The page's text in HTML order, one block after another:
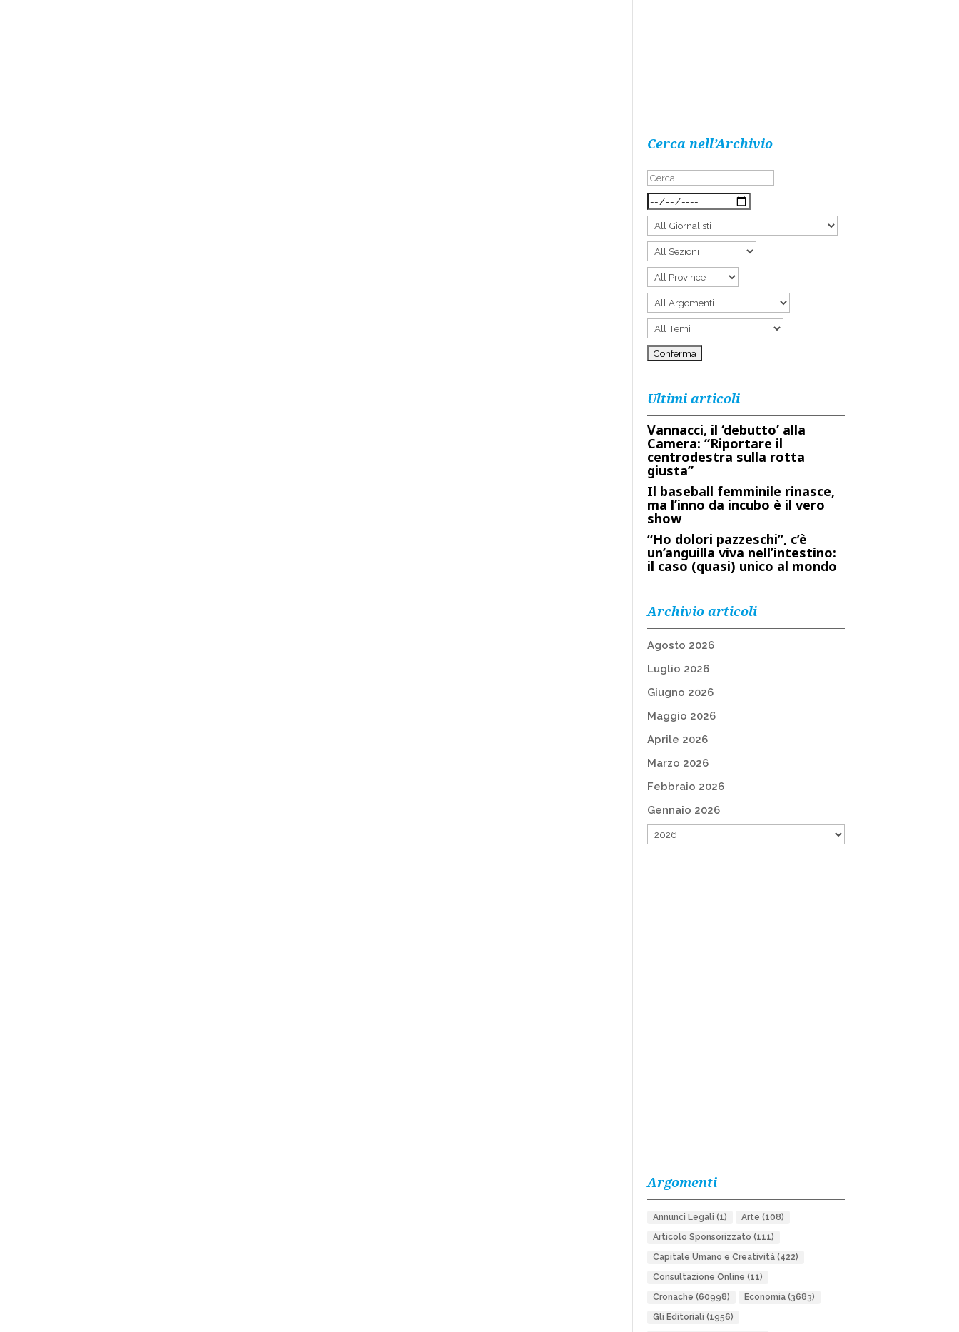
Cerca nell’Archivio
Ultimi articoli
Vannacci, il ‘debutto’ alla
Camera: “Riportare il
centrodestra sulla rotta
giusta”
Il baseball femminile rinasce,
ma l’inno da incubo è il vero
show
“Ho dolori pazzeschi”, c’è
un’anguilla viva nell’intestino:
il caso (quasi) unico al mondo
Archivio articoli
Agosto 2026
Luglio 2026
Giugno 2026
Maggio 2026
Aprile 2026
Marzo 2026
Febbraio 2026
Gennaio 2026
Argomenti
Annunci Legali (1) Arte (108)
Articolo Sponsorizzato (111)
Capitale Umano e Creatività(422)
Consultazione Online (11)
Cronache (60998) Economia(3683)
Gli Editoriali (1956)